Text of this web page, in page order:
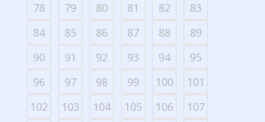
78
79 80 81 82
83
84
85 86 87 88
89
90
91 92 93 94
95
96
97 98 99 100
101
102
103 104 105 106
107